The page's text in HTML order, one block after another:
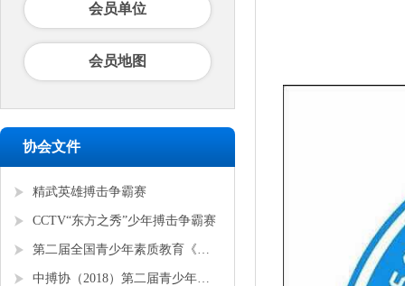
会员单位
会员地图
协会文件
精武英雄搏击争霸赛
CCTV“东方之秀”少年搏击争霸赛
第二届全国青少年素质教育《勇者争锋》搏击锦标赛
中搏协（2018）第二届青少年锦标赛